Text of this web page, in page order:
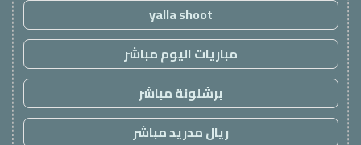
yalla shoot
مباريات اليوم مباشر
برشلونة مباشر
ريال مدريد مباشر